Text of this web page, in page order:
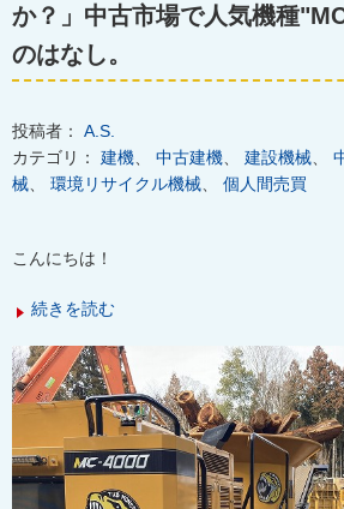
か？」中古市場で人気機種
のはなし。
投稿者： A.S.
カテゴリ： 建機 中古建機 建設機械
械
環境リサイクル機械 個人間売買
こんにちは！
続きを読む